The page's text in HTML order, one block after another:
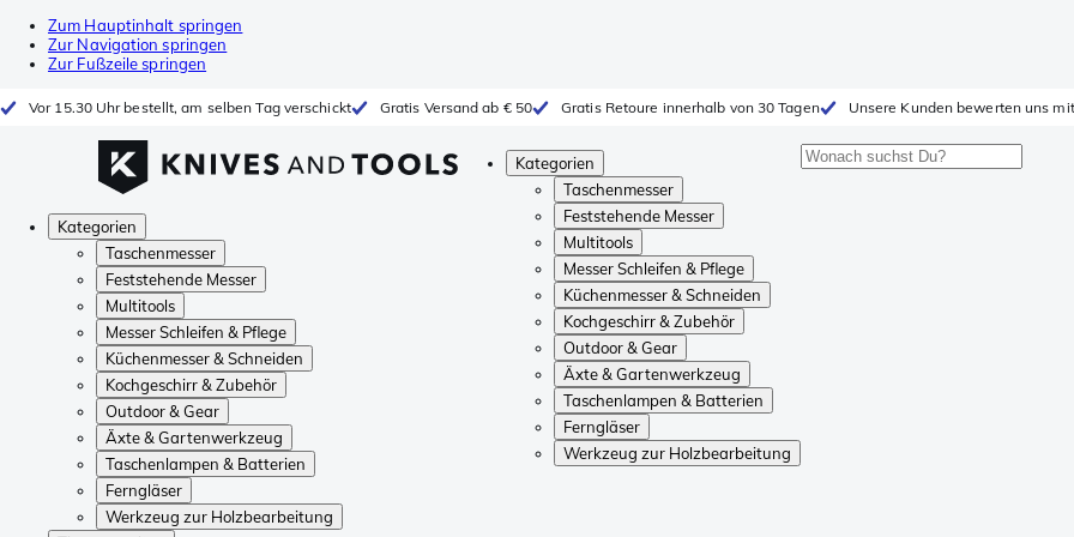
Zum Hauptinhalt springen
Zur Navigation springen
Zur Fußzeile springen
Vor 15.30 Uhr bestellt, am selben Tag verschickt Gratis Versand ab € 50 Gratis Retoure innerhalb von 30 Tagen Unsere Kunden bewerten uns
Kategorien
Taschenmesser
Feststehende Messer
Multitools
Messer Schleifen & Pflege
Küchenmesser & Schneiden
Kochgeschirr & Zubehör
Outdoor & Gear
Äxte & Gartenwerkzeug
Taschenlampen & Batterien
Ferngläser
Werkzeug zur Holzbearbeitung
Kategorien
Taschenmesser
Feststehende Messer
Multitools
Messer Schleifen & Pflege
Küchenmesser & Schneiden
Kochgeschirr & Zubehör
Outdoor & Gear
Äxte & Gartenwerkzeug
Taschenlampen & Batterien
Ferngläser
Werkzeug zur Holzbearbeitung